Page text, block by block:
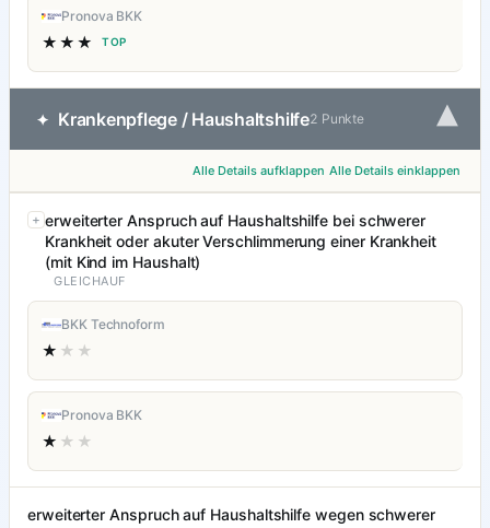
Pronova BKK
★★★ TOP
✦ Krankenpflege / Haushaltshilfe2 Punkte ▾
Alle Details aufklappen Alle Details einklappen
erweiterter Anspruch auf Haushaltshilfe bei schwerer
Krankheit oder akuter Verschlimmerung einer Krankheit
(mit Kind im Haushalt)
GLEICHAUF
BKK Technoform
★ ★★
Pronova BKK
★ ★★
erweiterter Anspruch auf Haushaltshilfe wegen schwerer